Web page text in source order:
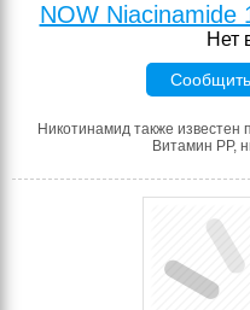
NOW
Нет
Никотинамид также
Витамин PP,